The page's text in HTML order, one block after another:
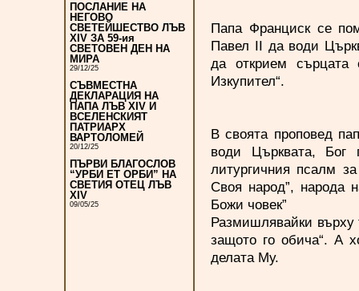
ПОСЛАНИЕ НА
НЕГОВО
СВЕТЕЙШЕСТВО ЛЪВ
XIV ЗА 59-ия
СВЕТОВЕН ДЕН НА
МИРА
29/12/25
СЪВМЕСТНА
ДЕКЛАРАЦИЯ НА
ПАПА ЛЪВ XIV И
ВСЕЛЕНСКИЯТ
ПАТРИАРХ
ВАРТОЛОМЕЙ
20/12/25
ПЪРВИ БЛАГОСЛОВ
“УРБИ ЕТ ОРБИ” НА
СВЕТИЯ ОТЕЦ ЛЪВ
XIV
09/05/25
Папа Франциск се
Павел II да води
да открием сърцата
Изкупител“.
В своята проповед
води Църквата, Бог
литургичния псалм
Своя народ”, народа
Божи човек”
Размишлявайки върху
защото го обича“. А
делата Му.